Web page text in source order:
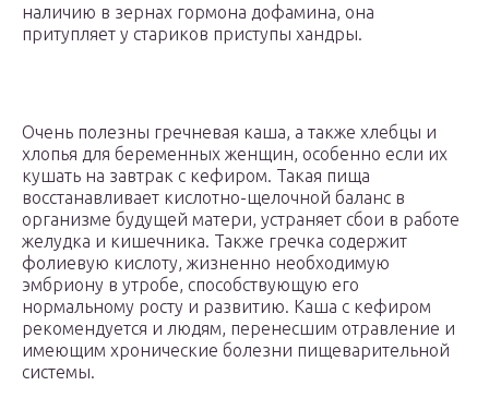
наличию в зернах гормона дофамина, она
притупляет у стариков приступы хандры.
Очень полезны гречневая каша, а также хлебцы и
хлопья для беременных женщин, особенно если их
кушать на завтрак с кефиром. Такая пища
восстанавливает кислотно-щелочной баланс в
организме будущей матери, устраняет сбои в работе
желудка и кишечника. Также гречка содержит
фолиевую кислоту, жизненно необходимую
эмбриону в утробе, способствующую его
нормальному росту и развитию. Каша с кефиром
рекомендуется и людям, перенесшим отравление и
имеющим хронические болезни пищеварительной
системы.